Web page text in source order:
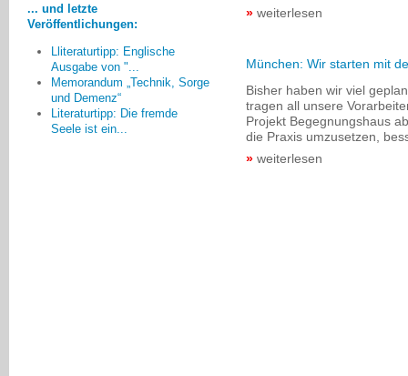
weiterlesen
München: Wir starten mit
Bisher haben wir viel
tragen all unsere
Projekt Begegnungshaus
die Praxis umzusetzen,
weiterlesen
... und letzte
Veröffentlichungen:
Lliteraturtipp: Englische
Ausgabe von "...
Memorandum „Technik, Sorge
und Demenz“
Literaturtipp: Die fremde
Seele ist ein...
ehrenamtlichen Mitglieder deutlich
überwiegen würden.
Horst Roos, Frankenthal